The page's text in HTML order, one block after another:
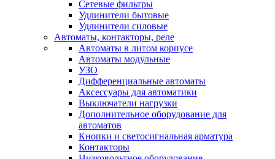
Сетевые фильтры
Удлинители бытовые
Удлинители силовые
Автоматы, контакторы, реле
Автоматы в литом корпусе
Автоматы модульные
УЗО
Дифференциальные автоматы
Аксессуары для автоматики
Выключатели нагрузки
Дополнительное оборудование для
автоматов
Кнопки и светосигнальная арматура
Контакторы